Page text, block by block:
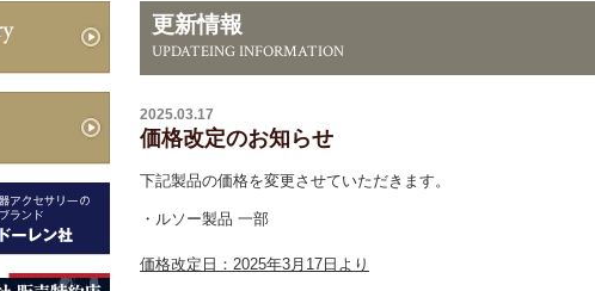
更新情報
UPDATEING INFORMATION
2025.03.17
価格改定のお知らせ
下記製品の価格を変更させていただきます。
・ルソー製品 一部
価格改定日：2025年3月17日より